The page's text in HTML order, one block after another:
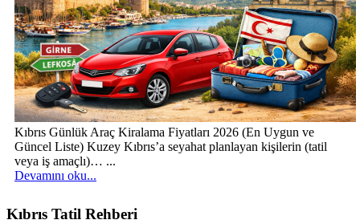
Kıbrıs Günlük Araç Kiralama Fiyatları 2026 (En Uygun ve
Güncel Liste) Kuzey Kıbrıs’a seyahat planlayan kişilerin (tatil
veya iş amaçlı)… ...
Devamını oku...
Kıbrıs Tatil Rehberi